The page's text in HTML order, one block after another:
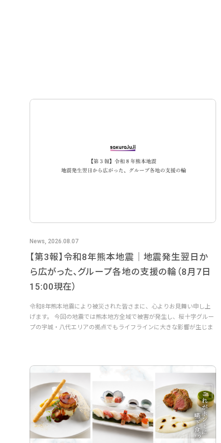
News, 2026.08.07
【第3報】令和8年熊本地震｜地震発生翌日か
ら広がった、グループ各地の支援の輪（8月7日
15:00現在）
令和8年熊本地震により被災された皆さまに、心よりお見舞い申し上
げます。 今回の地震では熊本地方全域で被害が発生し、桜十字グルー
プの宇城・八代エリアの拠点でもライフラインに大きな影響が生じま